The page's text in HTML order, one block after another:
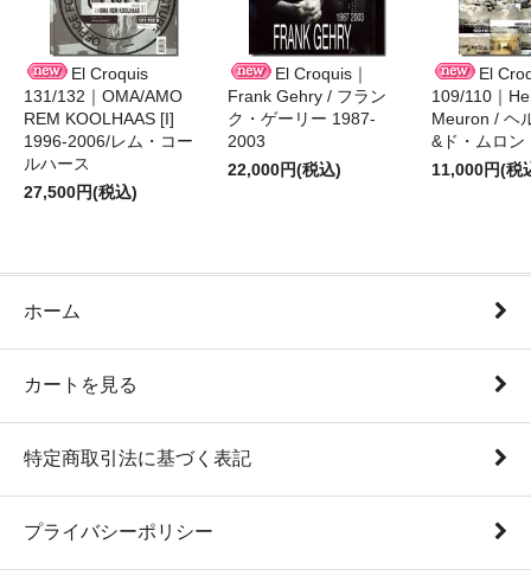
El Croquis
131/132｜OMA/AMO
REM KOOLHAAS [I]
1996-2006/レム・コー
ルハース
27,500円(税込)
El Croquis｜
Frank Gehry / フラン
ク・ゲーリー 1987-
2003
22,000円(税込)
El
109/110｜
Meuron / ヘ
&ド・ムロ
11,000円(税
ホーム
カートを見る
特定商取引法に基づく表記
プライバシーポリシー